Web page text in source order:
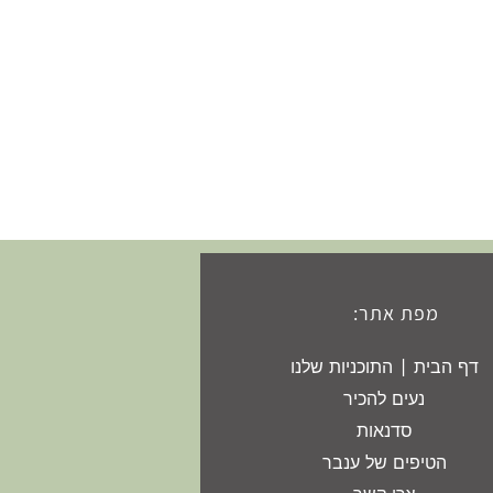
מפת אתר:
דף הבית | התוכניות שלנו
נעים להכיר
סדנאות
הטיפים של ענבר